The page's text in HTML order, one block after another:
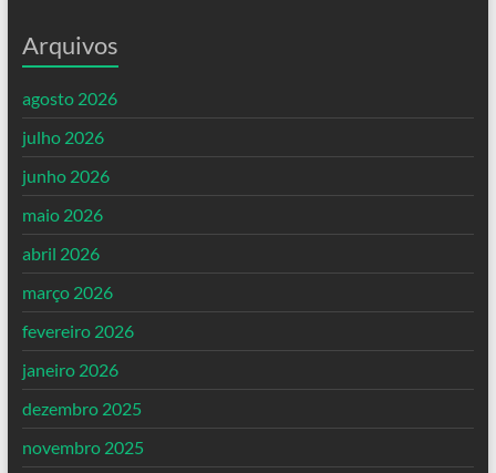
Arquivos
agosto 2026
julho 2026
junho 2026
maio 2026
abril 2026
março 2026
fevereiro 2026
janeiro 2026
dezembro 2025
novembro 2025